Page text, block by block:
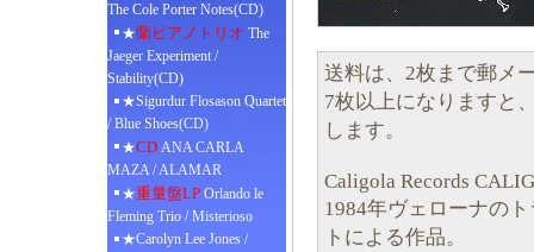
The Cole Porter Notes(CD)
★蘭ピアノトリオ The
Jaeger Experiment /
Stability(CD)
★Sigurdur Flosason Quartet
/ Blue Shoes(CD)
★CD ANA CARLA
MAZA / ALAMAR
★重量盤LP Orlando le
Fleming Trio / Misterioso
★Carolyn Lee Jones /
送料は、2枚まで郵メ
7枚以上になりますと
します。
Caligola Records
1984年ヴェローナの
トによる作品。